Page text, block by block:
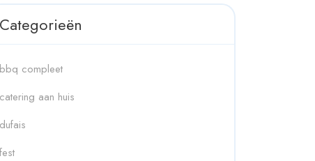
Categorieën
bbq compleet
catering aan huis
dufais
fest